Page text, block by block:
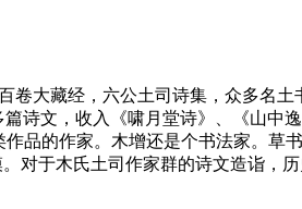
大藏经，六公土司诗集，众多名土
诗文，收入《啸月堂诗》、《山中
品的作家。木增还是个书法家。草
对于木氏土司作家群的诗文造诣，